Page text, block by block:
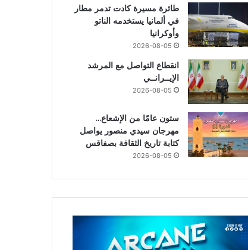
طائرة مسيرة كادت تدمر مطار
في ألمانيا يستخدمه الناتو
وأوكرانيا
2026-08-05
انقطاع التواصل مع المرشد
الإيــرانــي
2026-08-05
ستون عامًا من الإشعاع…
مهرجان سيدي منصور يواصل
كتابة تاريخ الثقافة بصفاقس
2026-08-05